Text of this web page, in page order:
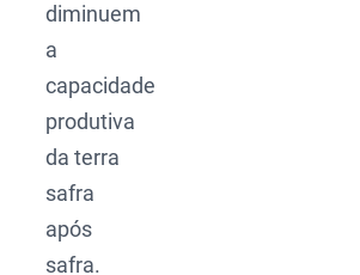
diminuem
a
capacidade
produtiva
da terra
safra
após
safra.